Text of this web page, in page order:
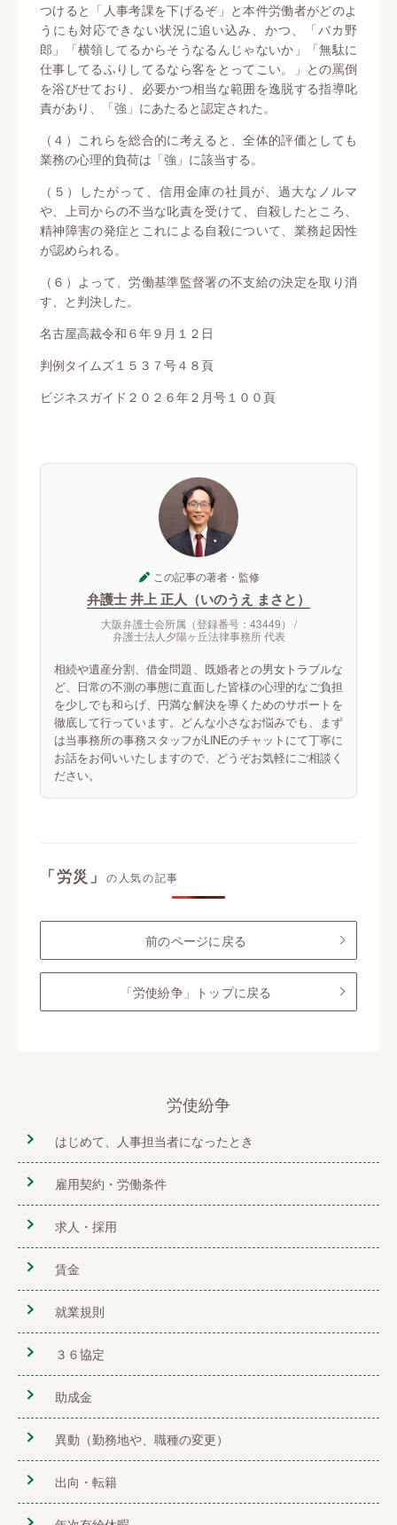
つけると「人事考課を下げるぞ」と本件労働者がどのよ
うにも対応できない状況に追い込み、かつ、「バカ野
郎」「横領してるからそうなるんじゃないか」「無駄に
仕事してるふりしてるなら客をとってこい。」との罵倒
を浴びせており、必要かつ相当な範囲を逸脱する指導叱
責があり、「強」にあたると認定された。
（４）これらを総合的に考えると、全体的評価としても
業務の心理的負荷は「強」に該当する。
（５）したがって、信用金庫の社員が、過大なノルマ
や、上司からの不当な叱責を受けて、自殺したところ、
精神障害の発症とこれによる自殺について、業務起因性
が認められる。
（６）よって、労働基準監督署の不支給の決定を取り消
す、と判決した。
名古屋高裁令和６年９月１２日
判例タイムズ１５３７号４８頁
ビジネスガイド２０２６年２月号１００頁
この記事の著者・監修
弁護士 井上 正人（いのうえ まさと）
大阪弁護士会所属（登録番号：43449） /
弁護士法人夕陽ヶ丘法律事務所 代表
相続や遺産分割、借金問題、既婚者との男女トラブルな
ど、日常の不測の事態に直面した皆様の心理的なご負担
を少しでも和らげ、円満な解決を導くためのサポートを
徹底して行っています。どんな小さなお悩みでも、まず
は当事務所の事務スタッフがLINEのチャットにて丁寧に
お話をお伺いいたしますので、どうぞお気軽にご相談く
ださい。
「労災」 の人気の記事
前のページに戻る
「労使紛争」トップに戻る
労使紛争
はじめて、人事担当者になったとき
雇用契約・労働条件
求人・採用
賃金
就業規則
３６協定
助成金
異動（勤務地や、職種の変更）
出向・転籍